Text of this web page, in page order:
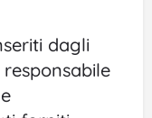
dagli